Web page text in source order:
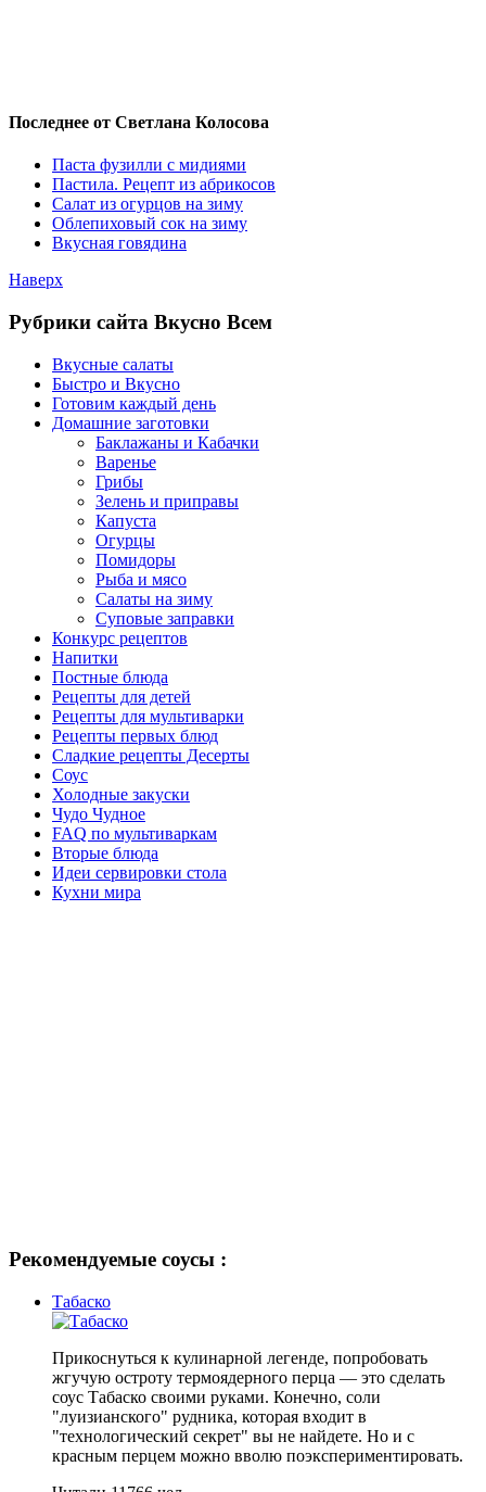
Последнее от Светлана Колосова
Паста фузилли с мидиями
Пастила. Рецепт из абрикосов
Салат из огурцов на зиму
Облепиховый сок на зиму
Вкусная говядина
Наверх
Рубрики сайта Вкусно Всем
Вкусные салаты
Быстро и Вкусно
Готовим каждый день
Домашние заготовки
Баклажаны и Кабачки
Варенье
Грибы
Зелень и приправы
Капуста
Огурцы
Помидоры
Рыба и мясо
Салаты на зиму
Суповые заправки
Конкурс рецептов
Напитки
Постные блюда
Рецепты для детей
Рецепты для мультиварки
Рецепты первых блюд
Сладкие рецепты Десерты
Соус
Холодные закуски
Чудо Чудное
FAQ по мультиваркам
Вторые блюда
Идеи сервировки стола
Кухни мира
Рекомендуемые соусы :
Табаско
Прикоснуться к кулинарной легенде, попробовать
жгучую остроту термоядерного перца — это сделать
соус Табаско своими руками. Конечно, соли
"луизианского" рудника, которая входит в
"технологический секрет" вы не найдете. Но и с
красным перцем можно вволю поэкспериментировать.